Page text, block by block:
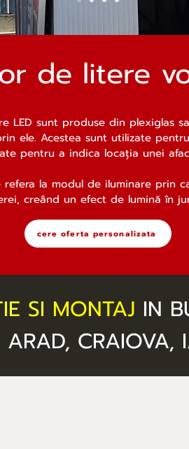
de litere
LED sunt produse din plexiglas
ele. Acestea sunt utilizate
pentru a indica locația unei
la modul de iluminare prin
creând un efect de lumină în
cere oferta personalizata
SI MONTAJ IN
CRAIOVA,